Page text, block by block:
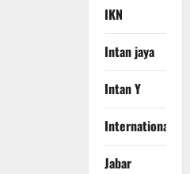
IKN
Intan jaya
Intan Y
International
Jabar